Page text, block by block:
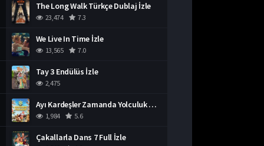
Filmler
The Long Walk Türkçe Dublaj İzle
23,474 7.3
We Live In Time İzle
13,565 7.0
Tay 3 Endülüs İzle
2,475
Ayı Kardeşler Zamanda Yolculuk Full İzle
1,984 5.6
Çakallarla Dans 7 Full İzle